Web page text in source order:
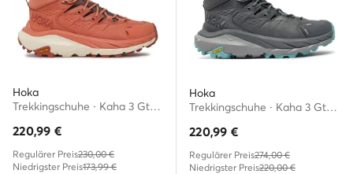
Hoka
Trekkingschuhe · Kaha 3 Gtx GORE-TEX 1123156 · Orange
220,99 €
Regulärer Preis230,00 €
Niedrigster Preis173,99 €
Hoka
Trekkingschuhe · Kaha 3 Gtx GORE-TEX 1123156 · Grau
220,99 €
Regulärer Preis274,00 €
Niedrigster Preis220,00 €